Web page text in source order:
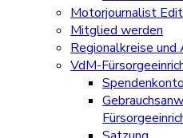
Motorjournalist
Mitglied werden
Regionalkreise und
VdM-
Spendenkonto